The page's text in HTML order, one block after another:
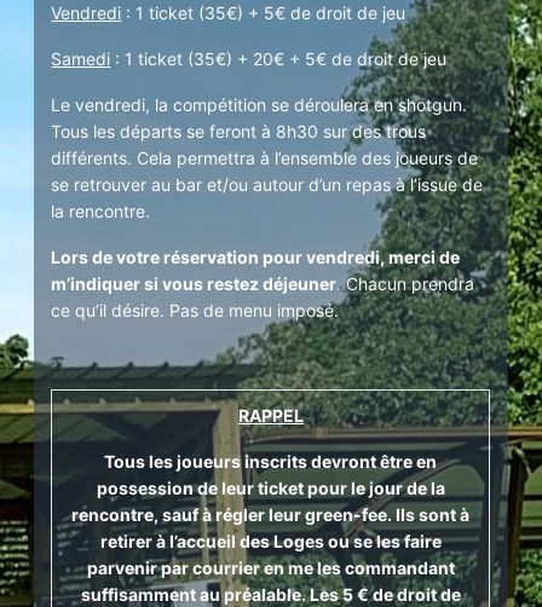
Vendredi : 1 ticket (35€) + 5€ de droit de jeu
Samedi : 1 ticket (35€) + 20€ + 5€ de droit de jeu
Le vendredi, la compétition se déroulera en shotgun.
Tous les départs se feront à 8h30 sur des trous
différents. Cela permettra à l’ensemble des joueurs de
se retrouver au bar et/ou autour d’un repas à l’issue de
la rencontre.
Lors de votre réservation pour vendredi, merci de
m’indiquer si vous restez déjeuner. Chacun prendra
ce qu’il désire. Pas de menu imposé.
RAPPEL
Tous les joueurs inscrits devront être en
possession de leur ticket pour le jour de la
rencontre, sauf à régler leur green-fee. Ils sont à
retirer à l’accueil des Loges ou se les faire
parvenir par courrier en me les commandant
suffisamment au préalable. Les 5 € de droit de